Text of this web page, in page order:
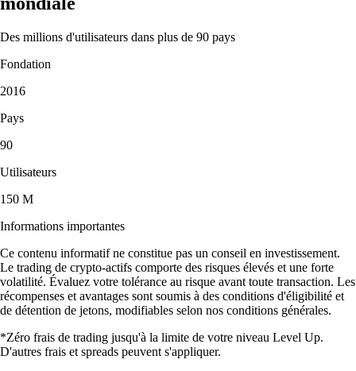
Des millions d'utilisateurs dans plus de 90 pays
Fondation
2016
Pays
90
Utilisateurs
150 M
Informations importantes
Ce contenu informatif ne constitue pas un conseil en investissement.
Le trading de crypto-actifs comporte des risques élevés et une forte
volatilité. Évaluez votre tolérance au risque avant toute transaction. Les
récompenses et avantages sont soumis à des conditions d'éligibilité et
de détention de jetons, modifiables selon nos conditions générales.
*Zéro frais de trading jusqu'à la limite de votre niveau Level Up.
D'autres frais et spreads peuvent s'appliquer.